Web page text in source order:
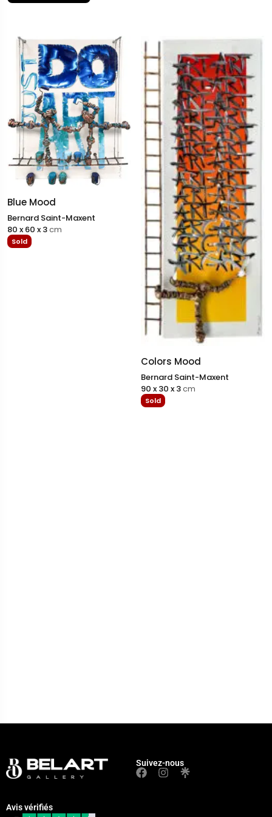
d'humour et de savoir-faire lui a valu un large succès
international.
Il a exposé dans toute l'Europe, ainsi qu'à New York,
Toronto, Hong Kong, Singapour et au Royaume-Uni,
notamment dans le cadre de sa collaboration de longue
date avec Linda Blackstone depuis 2008. Ses expositions
personnelles à la Place des Vosges à Paris ont connu un
succès retentissant, et son travail est actuellement
représenté dans des galeries de premier plan à Honfleur,
Courchevel et Saint-Paul-de-Vence.
Blue Mood
Bernard Saint-Maxent
Sold
80 x 60 x 3cm
Colors Mood
Bernard Saint-Maxent
Sold
90 x 30 x 3cm
Suivez-nous
Avis vérifiés